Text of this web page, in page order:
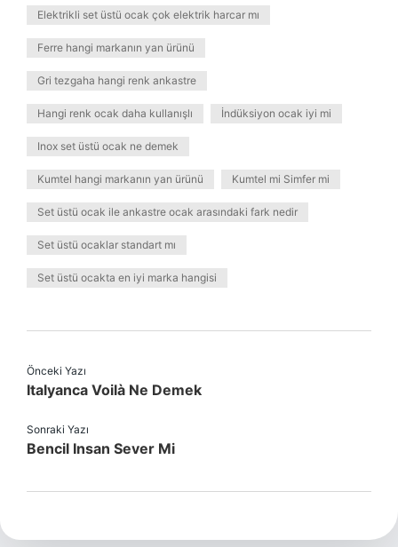
Elektrikli set üstü ocak çok elektrik harcar mı
Ferre hangi markanın yan ürünü
Gri tezgaha hangi renk ankastre
Hangi renk ocak daha kullanışlı İndüksiyon ocak iyi mi
Inox set üstü ocak ne demek
Kumtel hangi markanın yan ürünü Kumtel mi Simfer mi
Set üstü ocak ile ankastre ocak arasındaki fark nedir
Set üstü ocaklar standart mı
Set üstü ocakta en iyi marka hangisi
Önceki Yazı
Italyanca Voilà Ne Demek
Sonraki Yazı
Bencil Insan Sever Mi